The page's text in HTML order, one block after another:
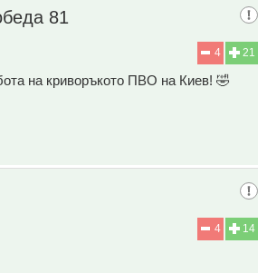
81
21
4
на криворъкото ПВО на Киев! 🤣
14
4